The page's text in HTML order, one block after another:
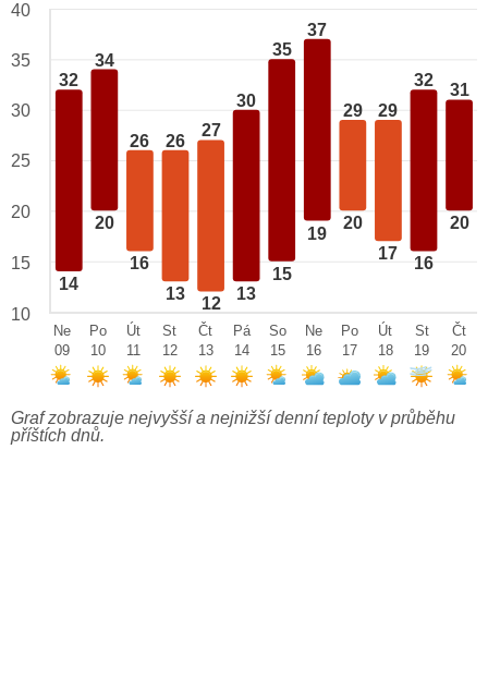
32
14
34
20
26
16
26
13
27
12
30
13
35
15
37
19
29
20
29
17
32
16
31
20
40
35
30
25
20
15
10
Ne
09
Po
10
Út
11
St
12
Čt
13
Pá
14
So
15
Ne
16
Po
17
Út
18
St
19
Čt
20
Graf zobrazuje nejvyšší a nejnižší denní teploty v průběhu
příštích dnů.